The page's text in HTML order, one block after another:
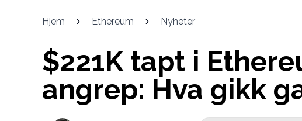
Hjem Ethereum Nyheter
$221K tapt i
angrep: Hva gikk